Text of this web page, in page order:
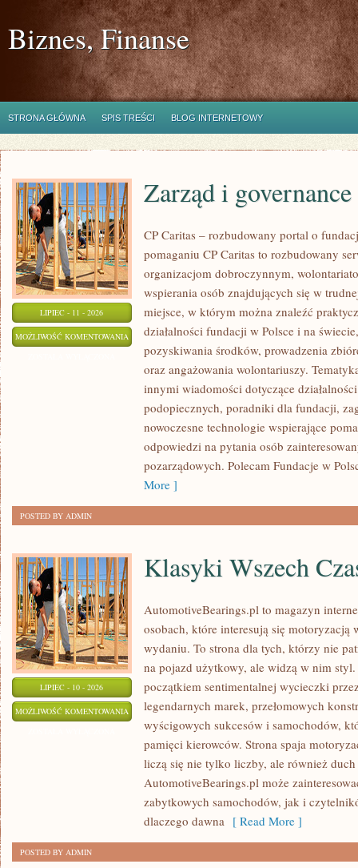
Biznes, Finanse
STRONA GŁÓWNA SPIS TREŚCI BLOG INTERNETOWY
LIPIEC - 11 - 2026
MOŻLIWOŚĆ KOMENTOWANIA ZARZĄD
GOVERNANCE
Zarząd i governance
CP Caritas – rozbudowany portal o
pomaganiu CP Caritas to rozbudowany
organizacjom dobroczynnym,
wspierania osób znajdujących się w
miejsce, w którym można znaleźć
działalności fundacji w Polsce i na
pozyskiwania środków, prowadzenia
oraz angażowania wolontariuszy.
innymi wiadomości dotyczące
podopiecznych, poradniki dla fundacji,
nowoczesne technologie wspierające
odpowiedzi na pytania osób
pozarządowych. Polecam Fundacje w
More ]
POSTED BY ADMIN
LIPIEC - 10 - 2026
MOŻLIWOŚĆ KOMENTOWANIA KLASYKI
WSZECH
CZASÓW
Klasyki Wszech
AutomotiveBearings.pl to magazyn
osobach, które interesują się
wydaniu. To strona dla tych, którzy nie
na pojazd użytkowy, ale widzą w nim
początkiem sentimentalnej wycieczki
legendarnych marek, przełomowych
wyścigowych sukcesów i samochodów,
pamięci kierowców. Strona spaja
liczą się nie tylko liczby, ale również duch
AutomotiveBearings.pl może
zabytkowych samochodów, jak i
dlaczego dawna [ Read More ]
POSTED BY ADMIN